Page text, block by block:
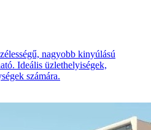
nagyobb kinyúlású
Ideális üzlethelyiségek,
számára.